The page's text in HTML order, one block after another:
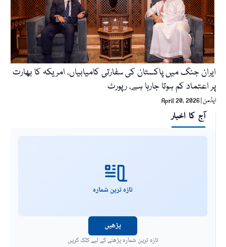
ایران جنگ میں پاکستان کی سفارتی کامیابیاں، امریکہ کا بھارت
پر اعتماد کم ہوتا جارہا ہے، رپورٹ
ایڈمن April 20, 2026
آج کا اخبار
تازہ ترین شمارہ
پڑھیں
تازہ ترین شمارہ پڑھنے کے لیے کلک کریں